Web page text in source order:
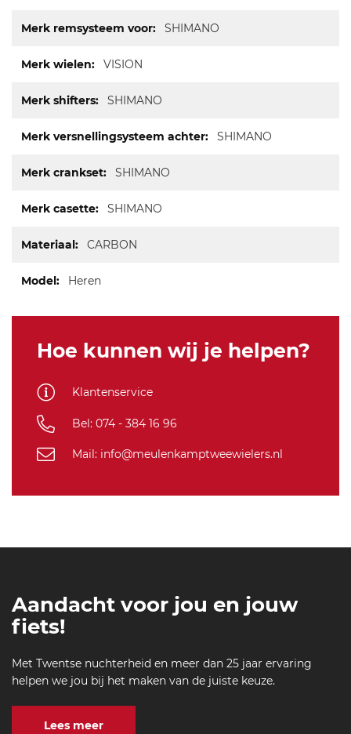
SHIMANO
VISION
SHIMANO
SHIMANO
SHIMANO
SHIMANO
CARBON
Heren
Hoe kunnen wij je helpen?
Klantenservice
Bel: 074 - 384 16 96
Mail: info@meulenkamptweewielers.nl
Aandacht voor jou en jouw
fiets!
Met Twentse nuchterheid en meer dan 25 jaar ervaring
helpen we jou bij het maken van de juiste keuze.
Lees meer